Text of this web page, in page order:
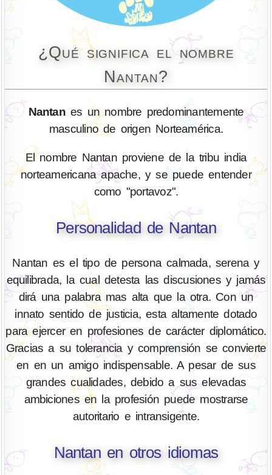
¿Qué significa el nombre
Nantan?
Nantanes un nombre predominantemente
masculino de origen Norteamérica.
El nombre Nantan proviene de la tribu india
norteamericana apache, y se puede entender
como "portavoz".
Personalidad de Nantan
Nantan es el tipo de persona calmada, serena y
equilibrada, la cual detesta las discusiones y jamás
dirá una palabra mas alta que la otra. Con un
innato sentido de justicia, esta altamente dotado
para ejercer en profesiones de carácter diplomático.
Gracias a su tolerancia y comprensión se convierte
en en un amigo indispensable. A pesar de sus
grandes cualidades, debido a sus elevadas
ambiciones en la profesión puede mostrarse
autoritario e intransigente.
Nantan en otros idiomas